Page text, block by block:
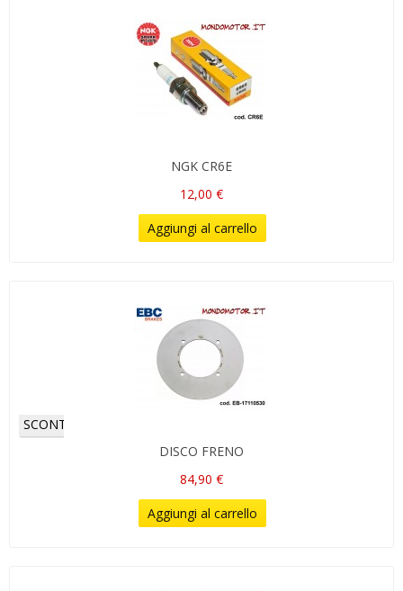
NGK CR6E
12,00 €
Aggiungi al carrello
SCONTI!
DISCO FRENO
84,90 €
Aggiungi al carrello